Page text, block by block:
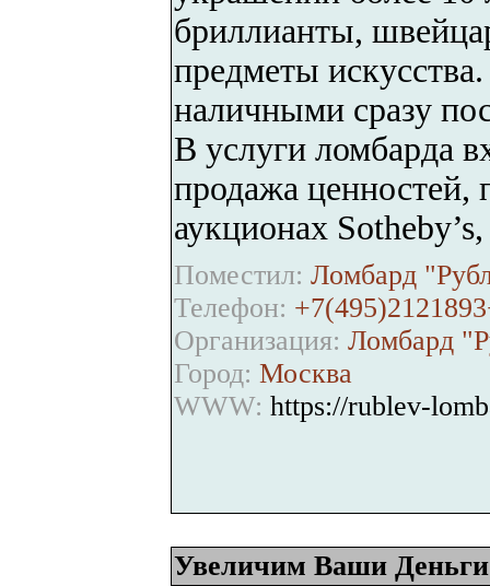
бриллианты,
предметы
наличными сразу
В услуги ломбарда
продажа ценностей,
аукционах
Поместил: Ломбард
Телефон:
Организация: Ломбард
Город: Москва
WWW: https://rublev-
Увеличим Ваши Деньги